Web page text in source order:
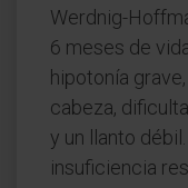
Werdnig-
6 meses de
hipotonía
cabeza,
y un llanto
insuficiencia